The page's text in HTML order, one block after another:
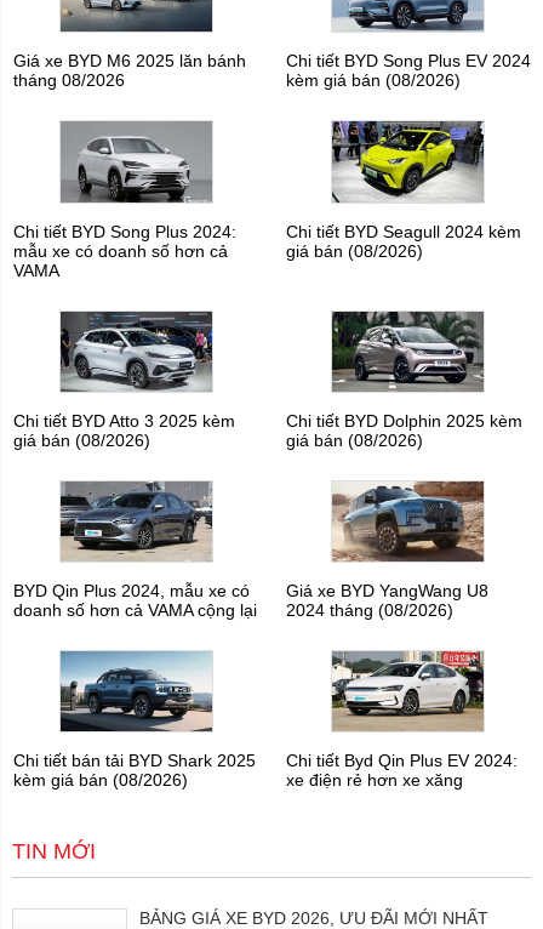
Giá xe BYD M6 2025 lăn bánh
tháng 08/2026
Chi tiết BYD Song Plus EV 2024
kèm giá bán (08/2026)
Chi tiết BYD Song Plus 2024:
mẫu xe có doanh số hơn cả
VAMA
Chi tiết BYD Seagull 2024 kèm
giá bán (08/2026)
Chi tiết BYD Atto 3 2025 kèm
giá bán (08/2026)
Chi tiết BYD Dolphin 2025 kèm
giá bán (08/2026)
BYD Qin Plus 2024, mẫu xe có
doanh số hơn cả VAMA cộng lại
Giá xe BYD YangWang U8
2024 tháng (08/2026)
Chi tiết bán tải BYD Shark 2025
kèm giá bán (08/2026)
Chi tiết Byd Qin Plus EV 2024:
xe điện rẻ hơn xe xăng
TIN MỚI
BẢNG GIÁ XE BYD 2026, ƯU ĐÃI MỚI NHẤT